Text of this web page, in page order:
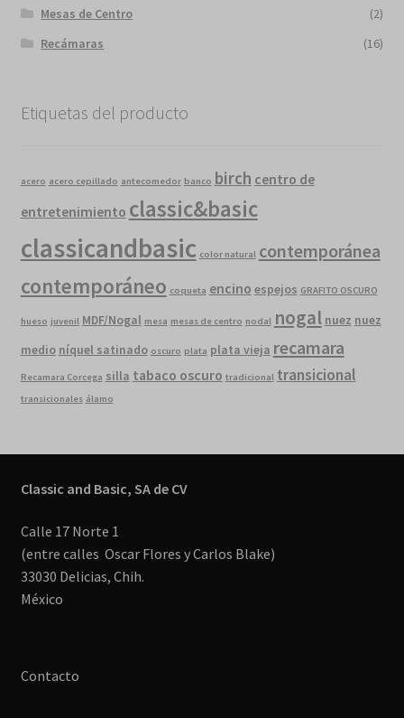
Mesas de Centro
(2)
Recámaras
(16)
Etiquetas del producto
acero acero cepillado antecomedor banco birch centro de
entretenimiento classic&basic
classicandbasic color natural contemporánea
contemporáneo coqueta encino espejos GRAFITO OSCURO
hueso juvenil MDF/Nogal mesa mesas de centro nodal nogal nuez nuez
medio níquel satinado oscuro plata plata vieja recamara
Recamara Corcega silla tabaco oscuro tradicional transicional
transicionales álamo
Classic and Basic, SA de CV
Calle 17 Norte 1
(entre calles Oscar Flores y Carlos Blake)
33030 Delicias, Chih.
México
Contacto